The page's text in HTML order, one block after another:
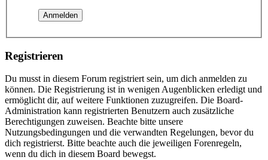
Registrieren
Du musst in diesem Forum registriert sein, um dich anmelden zu
können. Die Registrierung ist in wenigen Augenblicken erledigt und
ermöglicht dir, auf weitere Funktionen zuzugreifen. Die Board-
Administration kann registrierten Benutzern auch zusätzliche
Berechtigungen zuweisen. Beachte bitte unsere
Nutzungsbedingungen und die verwandten Regelungen, bevor du
dich registrierst. Bitte beachte auch die jeweiligen Forenregeln,
wenn du dich in diesem Board bewegst.